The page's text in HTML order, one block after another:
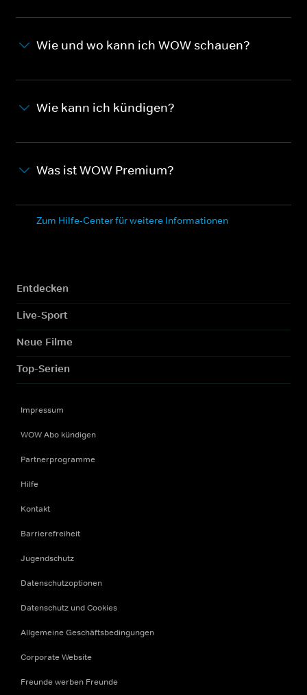
Wie und wo kann ich WOW schauen?
Wie kann ich kündigen?
Was ist WOW Premium?
Zum Hilfe-Center für weitere Informationen
Entdecken
Live-Sport
Neue Filme
Top-Serien
Impressum
WOW Abo kündigen
Partnerprogramme
Hilfe
Kontakt
Barrierefreiheit
Jugendschutz
Datenschutzoptionen
Datenschutz und Cookies
Allgemeine Geschäftsbedingungen
Corporate Website
Freunde werben Freunde